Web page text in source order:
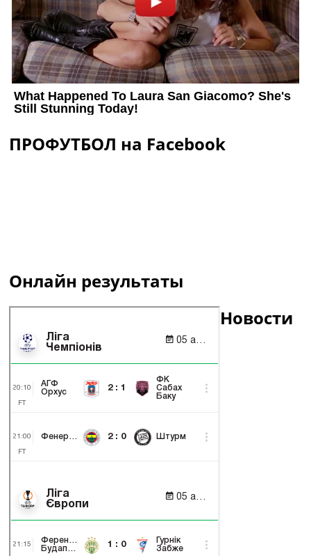
ПРОФУТБОЛ на Facebook
Онлайн результаты
Новости